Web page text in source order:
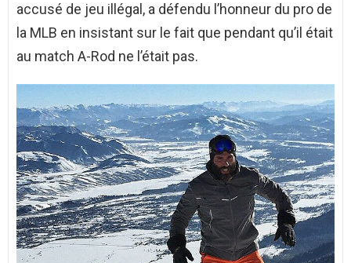
accusé de jeu illégal, a défendu l’honneur du pro de
la MLB en insistant sur le fait que pendant qu’il était
au match A-Rod ne l’était pas.